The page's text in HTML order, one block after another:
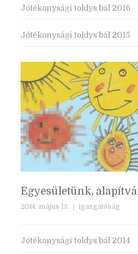
Jótékonysági toldys bál 2016
Jótékonysági toldys bál 2015
Egyesületünk,
2014. május 13. | igazgatóság
Jótékonysági toldys bál 2014